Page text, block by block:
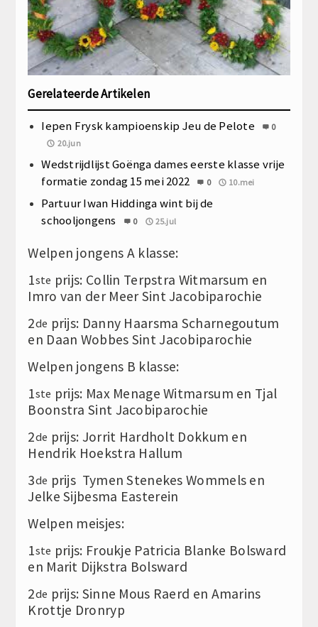
Gerelateerde Artikelen
Iepen Frysk kampioenskip Jeu de Pelote
0
20.jun
Wedstrijdlijst Goënga dames eerste klasse vrije
formatie zondag 15 mei 2022
0 10.mei
Partuur Iwan Hiddinga wint bij de
schooljongens
0 25.jul
Welpen jongens A klasse:
1ste prijs: Collin Terpstra Witmarsum en
Imro van der Meer Sint Jacobiparochie
2de prijs: Danny Haarsma Scharnegoutum
en Daan Wobbes Sint Jacobiparochie
Welpen jongens B klasse:
1ste prijs: Max Menage Witmarsum en Tjal
Boonstra Sint Jacobiparochie
2de prijs: Jorrit Hardholt Dokkum en
Hendrik Hoekstra Hallum
3de prijs Tymen Stenekes Wommels en
Jelke Sijbesma Easterein
Welpen meisjes:
1ste prijs: Froukje Patricia Blanke Bolsward
en Marit Dijkstra Bolsward
2de prijs: Sinne Mous Raerd en Amarins
Krottje Dronryp